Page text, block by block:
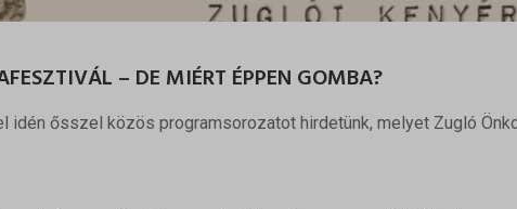
– DE MIÉRT ÉPPEN GOMBA?
idén ősszel közös programsorozatot hirdetünk, melyet Zugló